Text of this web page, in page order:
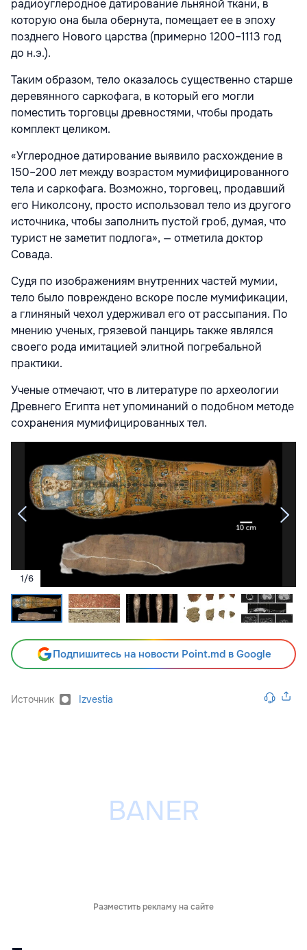
радиоуглеродное датирование льняной ткани, в
которую она была обернута, помещает ее в эпоху
позднего Нового царства (примерно 1200–1113 год
до н.э.).
Таким образом, тело оказалось существенно старше
деревянного саркофага, в который его могли
поместить торговцы древностями, чтобы продать
комплект целиком.
«Углеродное датирование выявило расхождение в
150–200 лет между возрастом мумифицированного
тела и саркофага. Возможно, торговец, продавший
его Николсону, просто использовал тело из другого
источника, чтобы заполнить пустой гроб, думая, что
турист не заметит подлога», — отметила доктор
Совада.
Судя по изображениям внутренних частей мумии,
тело было повреждено вскоре после мумификации,
а глиняный чехол удерживал его от рассыпания. По
мнению ученых, грязевой панцирь также являлся
своего рода имитацией элитной погребальной
практики.
Ученые отмечают, что в литературе по археологии
Древнего Египта нет упоминаний о подобном методе
сохранения мумифицированных тел.
1/6
Подпишитесь на новости Point.md в Google
Источник Izvestia
Разместить рекламу на сайте